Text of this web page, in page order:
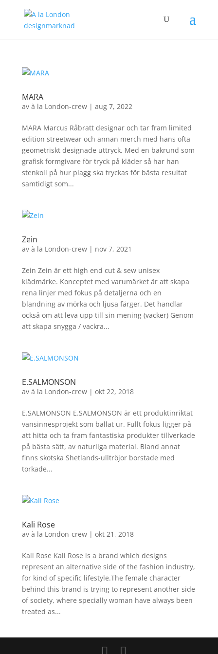
MARA
av à la London-crew| aug 7, 2022
MARA Marcus Råbratt designar och tar fram limited
edition streetwear och annan merch med hans ofta
geometriskt designade uttryck. Med en bakrund som
grafisk formgivare för tryck på kläder så har han
stenkoll på hur plagg ska tryckas för bästa resultat
samtidigt som...
Zein
av à la London-crew| nov 7, 2021
Zein Zein är ett high end cut & sew unisex
klädmärke. Konceptet med varumärket är att skapa
rena linjer med fokus på detaljerna och en
blandning av mörka och ljusa färger. Det handlar
också om att leva upp till sin mening (vacker) Genom
att skapa snygga / vackra...
E.SALMONSON
av à la London-crew| okt 22, 2018
E.SALMONSON E.SALMONSON är ett produktinriktat
vansinnesprojekt som ballat ur. Fullt fokus ligger på
att hitta och ta fram fantastiska produkter tillverkade
på bästa sätt, av naturliga material. Bland annat
finns skotska Shetlands-ulltröjor borstade med
torkade...
Kali Rose
av à la London-crew| okt 21, 2018
Kali Rose Kali Rose is a brand which designs
represent an alternative side of the fashion industry,
for kind of specific lifestyle.The female character
behind this brand is trying to represent another side
of society, where specially woman have always been
treated as...